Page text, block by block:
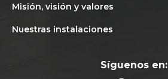
Misión, visión y valores
Nuestras instalaciones
Síguenos en: